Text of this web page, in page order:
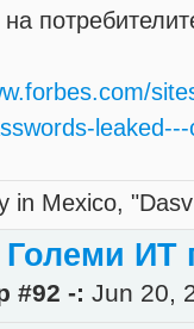
in Mexico,
Големи ИТ
#92 -: Jun 20,